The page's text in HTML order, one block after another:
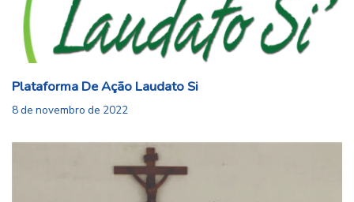
Plataforma De Ação Laudato Si
8 de novembro de 2022